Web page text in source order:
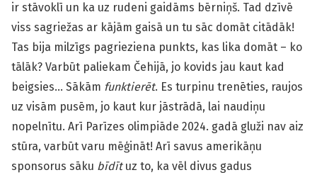
ir stāvoklī un ka uz rudeni gaidāms bērniņš. Tad dzīvē
viss sagriežas ar kājām gaisā un tu sāc domāt citādāk!
Tas bija milzīgs pagrieziena punkts, kas lika domāt – ko
tālāk? Varbūt paliekam Čehijā, jo kovids jau kaut kad
beigsies… Sākām funktierēt. Es turpinu trenēties, raujos
uz visām pusēm, jo kaut kur jāstrādā, lai naudiņu
nopelnītu. Arī Parīzes olimpiāde 2024. gadā gluži nav aiz
stūra, varbūt varu mēģināt! Arī savus amerikāņu
sponsorus sāku bīdītuz to, ka vēl divus gadus